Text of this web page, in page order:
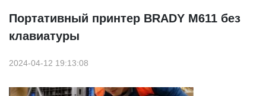
Портативный принтер BRADY M611 без
клавиатуры
2024-04-12 19:13:08